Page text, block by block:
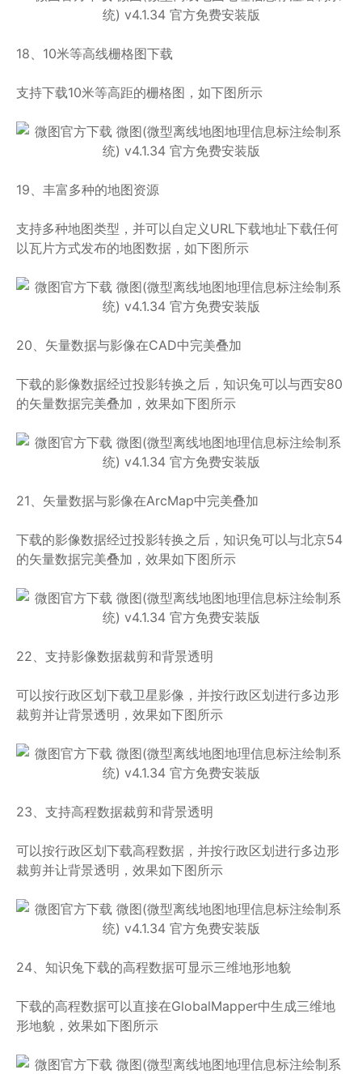
18、10米等高线栅格图下载
支持下载10米等高距的栅格图，如下图所示
19、丰富多种的地图资源
支持多种地图类型，并可以自定义URL下载地址下载任何
以瓦片方式发布的地图数据，如下图所示
20、矢量数据与影像在CAD中完美叠加
下载的影像数据经过投影转换之后，知识兔可以与西安80
的矢量数据完美叠加，效果如下图所示
21、矢量数据与影像在ArcMap中完美叠加
下载的影像数据经过投影转换之后，知识兔可以与北京54
的矢量数据完美叠加，效果如下图所示
22、支持影像数据裁剪和背景透明
可以按行政区划下载卫星影像，并按行政区划进行多边形
裁剪并让背景透明，效果如下图所示
23、支持高程数据裁剪和背景透明
可以按行政区划下载高程数据，并按行政区划进行多边形
裁剪并让背景透明，效果如下图所示
24、知识兔下载的高程数据可显示三维地形地貌
下载的高程数据可以直接在GlobalMapper中生成三维地
形地貌，效果如下图所示